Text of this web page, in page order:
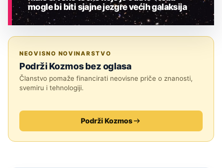
mogle bi biti sjajne jezgre većih galaksija
NEOVISNO NOVINARSTVO
Podrži Kozmos bez oglasa
Članstvo pomaže financirati neovisne priče o znanosti,
svemiru i tehnologiji.
Podrži Kozmos